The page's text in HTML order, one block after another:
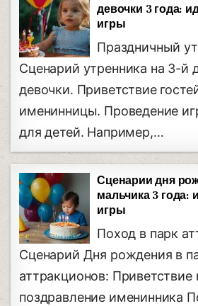
девочки 3 года:
игры
Праздничный
Сценарий утренника на 3-й
девочки. Приветствие
именинницы. Проведение
для детей. Например,…
Сценарии дня
мальчика 3 года:
игры
Поход в парк
Сценарий Дня рождения в
аттракционов: Приветствие
поздравление именинника